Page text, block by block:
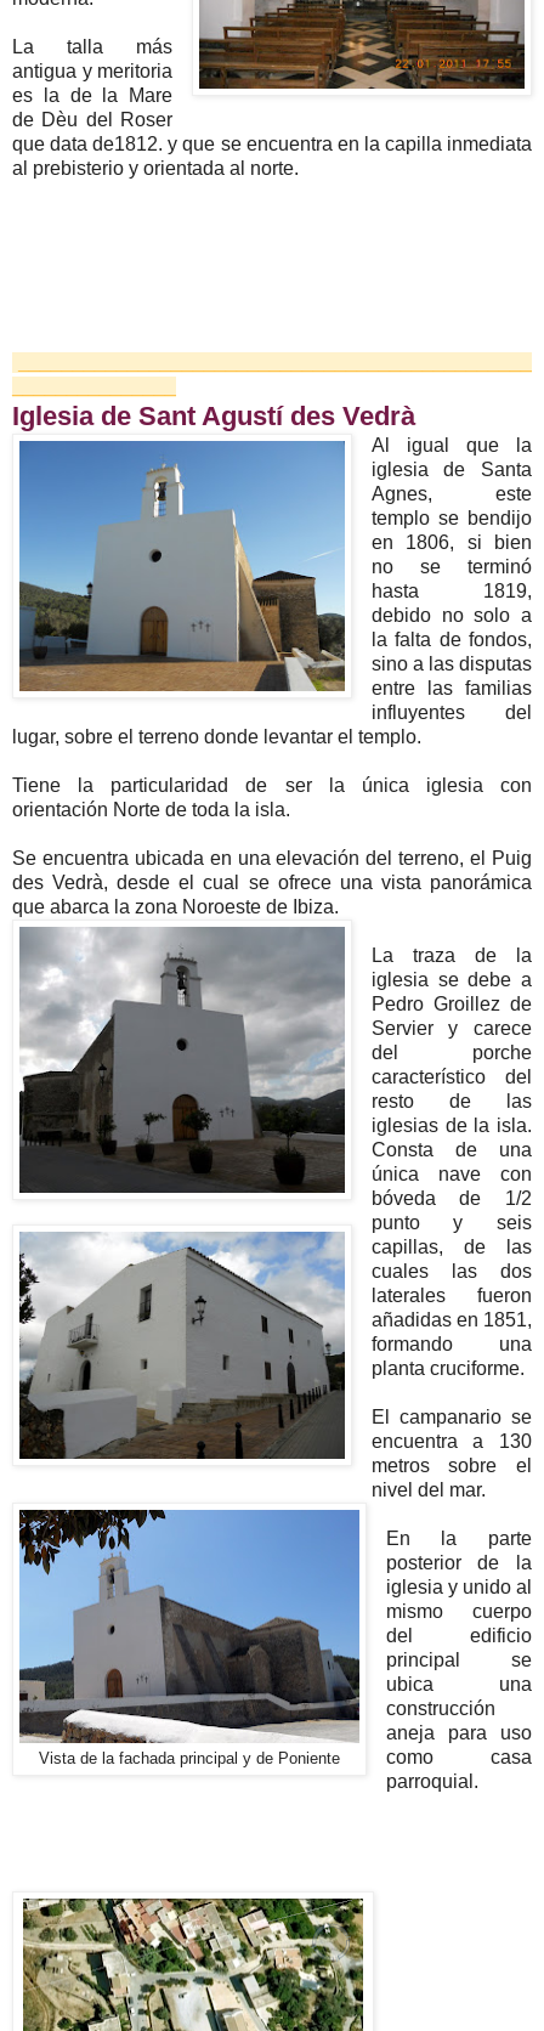
La talla más
antigua y meritoria
es la de la Mare
de Dèu del Roser
que data de1812. y que se encuentra en la capilla inmediata
al prebisterio y orientada al norte.
Iglesia de Sant Agustí des Vedrà
Al igual que la
iglesia de Santa
Agnes, este
templo se bendijo
en 1806, si bien
no se terminó
hasta 1819,
debido no solo a
la falta de fondos,
sino a las disputas
entre las familias
influyentes del
lugar, sobre el terreno donde levantar el templo.
Tiene la particularidad de ser la única iglesia con
orientación Norte de toda la isla.
Se encuentra ubicada en una elevación del terreno, el Puig
des Vedrà, desde el cual se ofrece una vista panorámica
que abarca la zona Noroeste de Ibiza.
La traza de la
iglesia se debe a
Pedro Groillez de
Servier y carece
del porche
característico del
resto de las
iglesias de la isla.
Consta de una
única nave con
bóveda de 1/2
punto y seis
capillas, de las
cuales las dos
laterales fueron
añadidas en 1851,
formando una
planta cruciforme.
El campanario se
encuentra a 130
metros sobre el
nivel del mar.
Vista de la fachada principal y de Poniente
En la parte
posterior de la
iglesia y unido al
mismo cuerpo
del edificio
principal se
ubica una
construcción
aneja para uso
como casa
parroquial.